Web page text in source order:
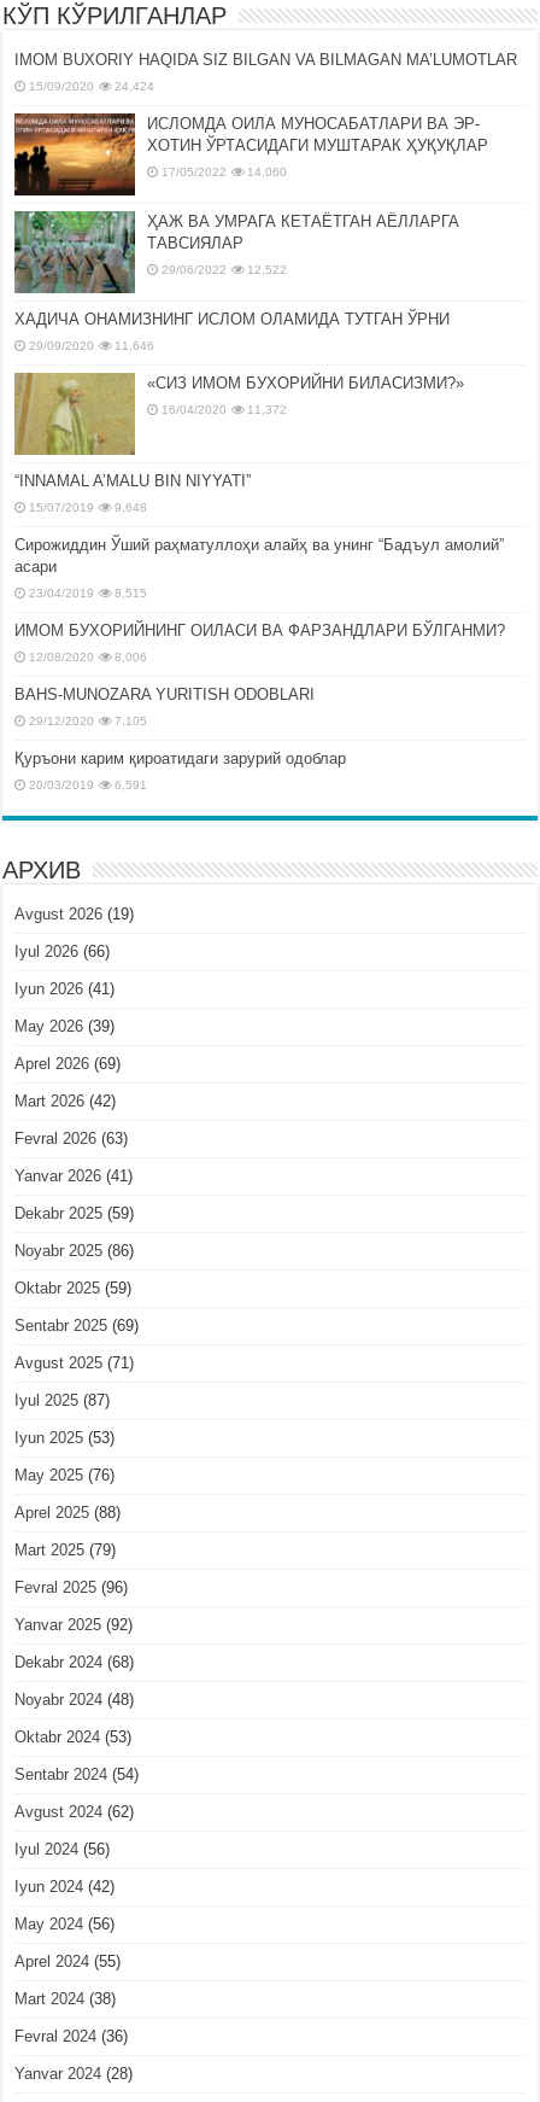
КЎП КЎРИЛГАНЛАР
IMOM BUXORIY HAQIDA SIZ BILGAN VA BILMAGAN MA’LUMOTLAR
15/09/2020 24,424
ИСЛОМДА ОИЛА МУНОСАБАТЛАРИ ВА ЭР-
ХОТИН ЎРТАСИДАГИ МУШТАРАК ҲУҚУҚЛАР
17/05/2022 14,060
ҲАЖ ВА УМРАГА КЕТАЁТГАН АЁЛЛАРГА
ТАВСИЯЛАР
29/06/2022 12,522
ХАДИЧА ОНАМИЗНИНГ ИСЛОМ ОЛАМИДА ТУТГАН ЎРНИ
29/09/2020 11,646
«СИЗ ИМОМ БУХОРИЙНИ БИЛАСИЗМИ?»
16/04/2020 11,372
“INNAMAL A’MALU BIN NIYYATI”
15/07/2019 9,648
Сирожиддин Ўший раҳматуллоҳи алайҳ ва унинг “Бадъул амолий”
асари
23/04/2019 8,515
ИМОМ БУХОРИЙНИНГ ОИЛАСИ ВА ФАРЗАНДЛАРИ БЎЛГАНМИ?
12/08/2020 8,006
BAHS-MUNOZARA YURITISH ODOBLARI
29/12/2020 7,105
Қуръони карим қироатидаги зарурий одоблар
20/03/2019 6,591
АРХИВ
Avgust 2026 (19)
Iyul 2026 (66)
Iyun 2026 (41)
May 2026 (39)
Aprel 2026 (69)
Mart 2026 (42)
Fevral 2026 (63)
Yanvar 2026 (41)
Dekabr 2025 (59)
Noyabr 2025 (86)
Oktabr 2025 (59)
Sentabr 2025 (69)
Avgust 2025 (71)
Iyul 2025 (87)
Iyun 2025 (53)
May 2025 (76)
Aprel 2025 (88)
Mart 2025 (79)
Fevral 2025 (96)
Yanvar 2025 (92)
Dekabr 2024 (68)
Noyabr 2024 (48)
Oktabr 2024 (53)
Sentabr 2024 (54)
Avgust 2024 (62)
Iyul 2024 (56)
Iyun 2024 (42)
May 2024 (56)
Aprel 2024 (55)
Mart 2024 (38)
Fevral 2024 (36)
Yanvar 2024 (28)